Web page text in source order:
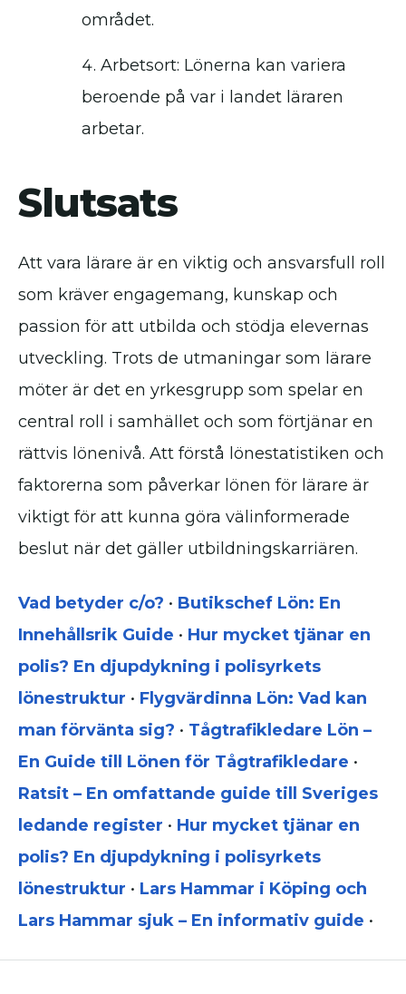
området.
Arbetsort: Lönerna kan variera
beroende på var i landet läraren
arbetar.
Slutsats
Att vara lärare är en viktig och ansvarsfull roll
som kräver engagemang, kunskap och
passion för att utbilda och stödja elevernas
utveckling. Trots de utmaningar som lärare
möter är det en yrkesgrupp som spelar en
central roll i samhället och som förtjänar en
rättvis lönenivå. Att förstå lönestatistiken och
faktorerna som påverkar lönen för lärare är
viktigt för att kunna göra välinformerade
beslut när det gäller utbildningskarriären.
Vad betyder c/o? • Butikschef Lön: En
Innehållsrik Guide • Hur mycket tjänar en
polis? En djupdykning i polisyrkets
lönestruktur • Flygvärdinna Lön: Vad kan
man förvänta sig? • Tågtrafikledare Lön –
En Guide till Lönen för Tågtrafikledare •
Ratsit – En omfattande guide till Sveriges
ledande register • Hur mycket tjänar en
polis? En djupdykning i polisyrkets
lönestruktur • Lars Hammar i Köping och
Lars Hammar sjuk – En informativ guide •